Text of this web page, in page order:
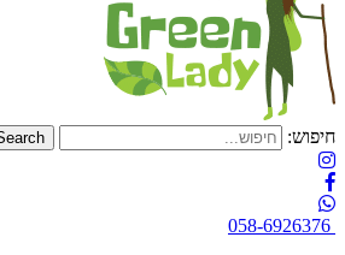
חיפוש:
058-6926376